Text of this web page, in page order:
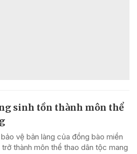
sinh tồn thành môn thể
vệ bản làng của đồng bào miền
thành môn thể thao dân tộc mang